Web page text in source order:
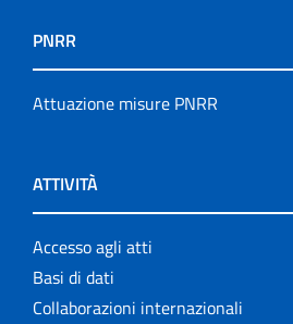
PNRR
Attuazione misure PNRR
ATTIVITÀ
Accesso agli atti
Basi di dati
Collaborazioni internazionali